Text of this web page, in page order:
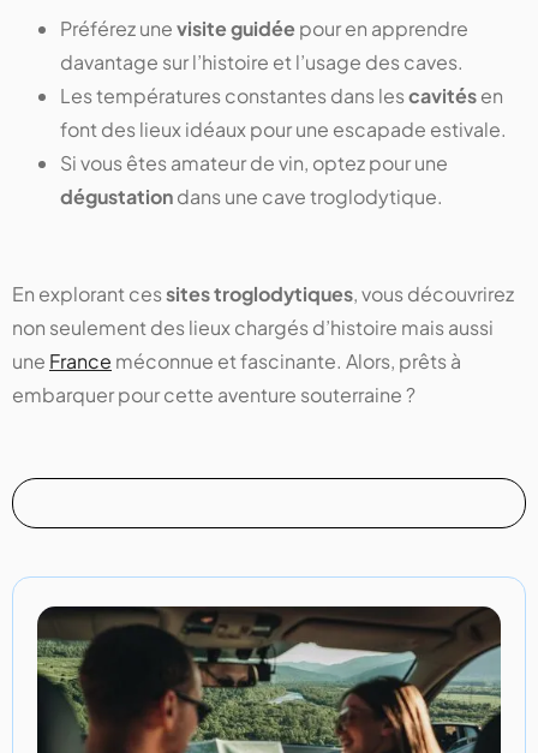
Préférez unevisite guidéepour en apprendre
davantage sur l’histoire et l’usage des caves.
Les températures constantes dans lescavitésen
font des lieux idéaux pour une escapade estivale.
Si vous êtes amateur de vin, optez pour une
dégustationdans une cave troglodytique.
En explorant cessites troglodytiques, vous découvrirez
non seulement des lieux chargés d’histoire mais aussi
une France méconnue et fascinante. Alors, prêts à
embarquer pour cette aventure souterraine ?